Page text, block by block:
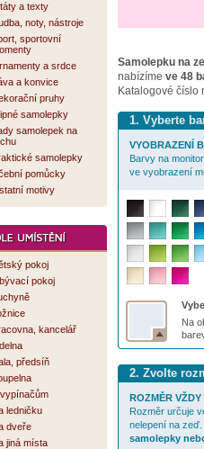
a texty
noty, nástroje
sportovní
a srdce
a konvice
pruhy
samolepky
samolepek na
samolepky
pomůcky
motivy
pokoj
pokoj
kancelář
předsíň
ledničku
dveře
jiná místa
Samolepku na
nabízíme ve 48
Katalogové číslo
1. Vyberte
VYOBRAZENÍ
Barvy na
ve vyobrazení
Na
2. Zvolte
ROZMĚR
Rozměr určuje
nelepení na zeď.
samolepky